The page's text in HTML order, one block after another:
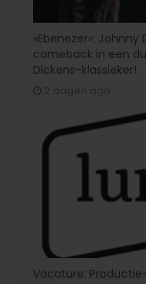
«Ebenezer»:
comeback in een
Dickens-klassieker!
2 dagen ago
Vacature: